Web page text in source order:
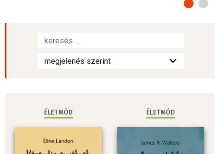
ÉLETMÓD ÉLETMÓD